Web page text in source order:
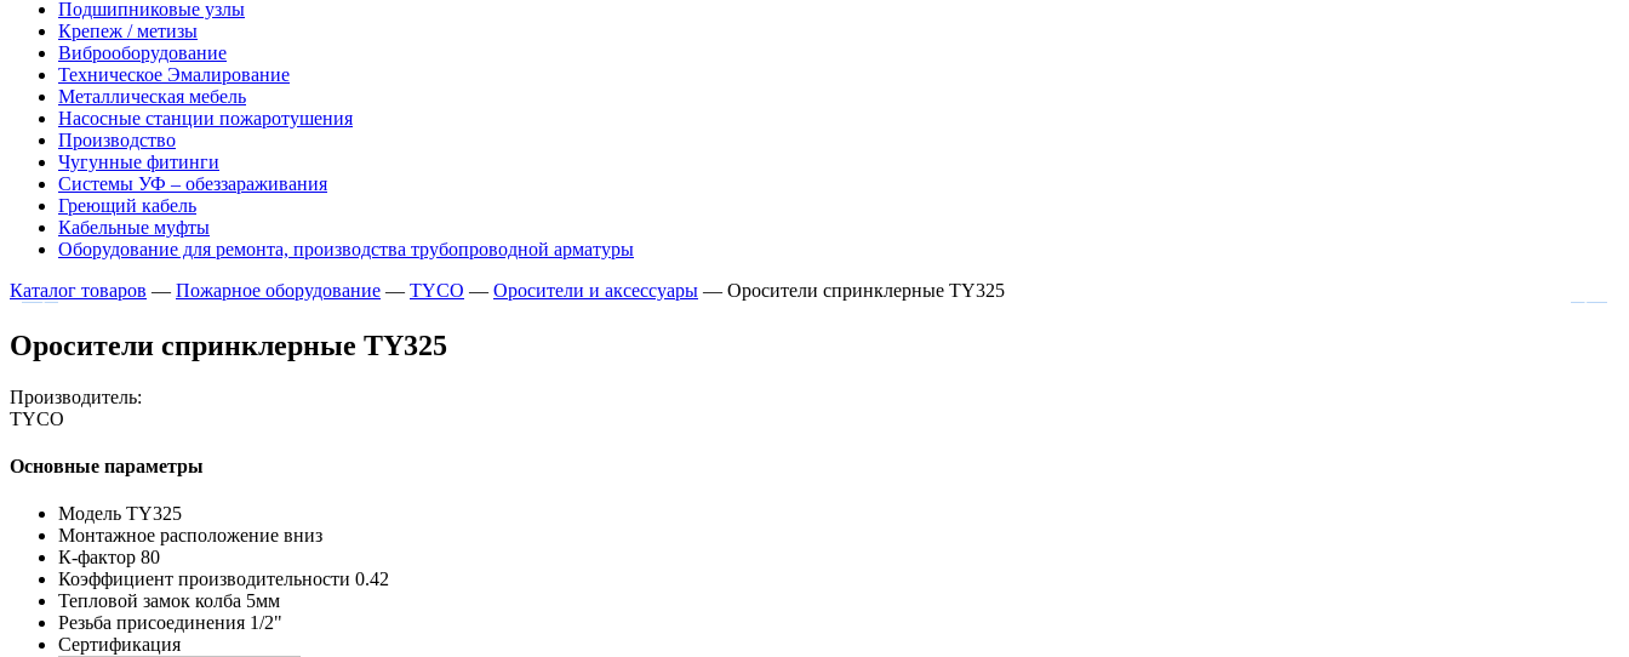
Подшипниковые узлы
Крепеж / метизы
Виброоборудование
Техническое Эмалирование
Металлическая мебель
Насосные станции пожаротушения
Производство
Чугунные фитинги
Системы УФ – обеззараживания
Греющий кабель
Кабельные муфты
Оборудование для ремонта, производства трубопроводной арматуры
Каталог товаров — Пожарное оборудование — TYCO — Оросители и аксессуары — Оросители спринклерные TY325
Оросители спринклерные TY325
Производитель:
TYCO
Основные параметры
Модель TY325
Монтажное расположение вниз
К-фактор 80
Коэффициент производительности 0.42
Тепловой замок колба 5мм
Резьба присоединения 1/2"
Сертификация